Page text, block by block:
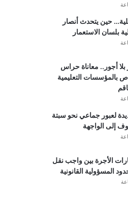
حين يتحدث أنصار
بلسان الاستعمار
بلا أجور.. معاناة حراس
بالمؤسسات التعليمية
لعبور جماعي نحو سبتة
إلى الواجهة
الأجرة بين واجب نقل
المسؤولية القانونية